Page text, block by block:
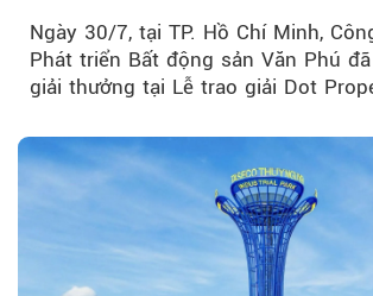
Ngày 30/7, tại TP. Hồ Chí Minh,
Phát triển Bất động sản Văn Phú
giải thưởng tại Lễ trao giải Dot